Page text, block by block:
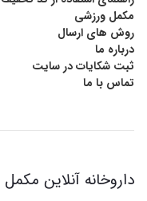
ویژه اگر نسبت اسید
آمینه دیگر باشد.
که با مصرف پروتئین
اینیز نتیجه
آمد.
مکمل ورزشی
روش های ارسال
درباره ما
ثبت شکایات در سایت
تماس با ما
داروخانه آنلاین